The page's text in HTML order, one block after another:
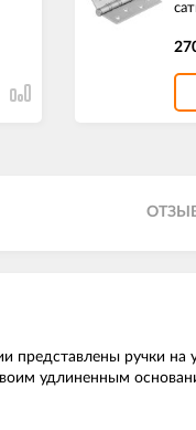
представлены ручки на
удлиненным